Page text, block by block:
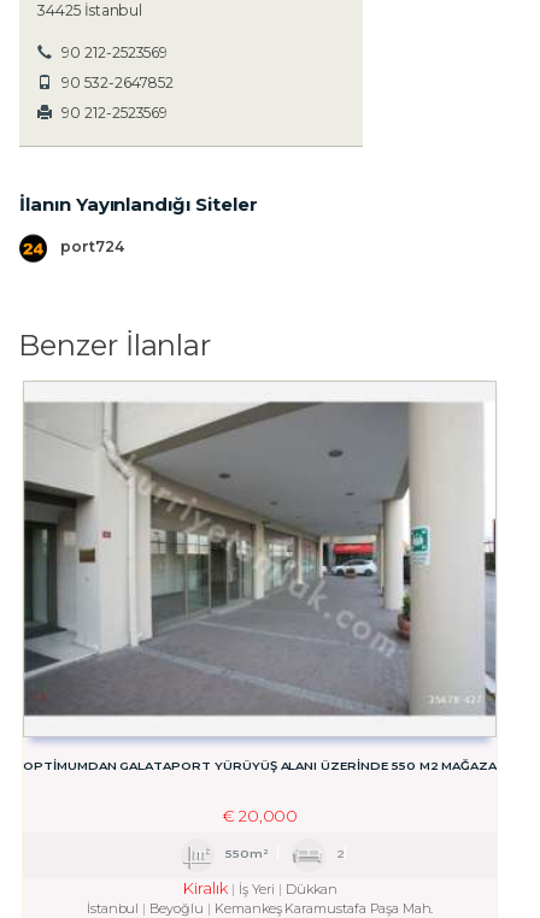
34425 İstanbul
90 212-2523569
90 532-2647852
90 212-2523569
İlanın Yayınlandığı Siteler
port724
Benzer İlanlar
OPTİMUMDAN GALATAPORT YÜRÜYÜŞ ALANI ÜZERİNDE 550 M2 MAĞAZA
€ 20,000
550m² 2
Kiralık İş Yeri
Dükkan
İstanbul
Beyoğlu Kemankeş Karamustafa Paşa Mah.